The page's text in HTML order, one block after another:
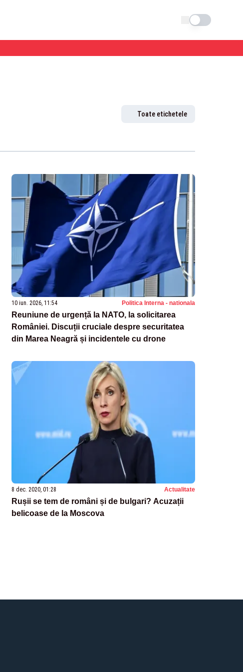
Schimba tema
Toate etichetele
10 iun. 2026, 11:54 Politica Interna - nationala
Reuniune de urgență la NATO, la solicitarea
României. Discuții cruciale despre securitatea
din Marea Neagră și incidentele cu drone
8 dec. 2020, 01:28 Actualitate
Rușii se tem de români și de bulgari? Acuzații
belicoase de la Moscova